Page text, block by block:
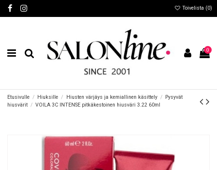
Toivelista (0)
0
Etusivulle Hiuksille Hiusten värjäys ja kemiallinen käsittely
Pysyvät
hiusvärit
VOILA 3C INTENSE pitkäkestoinen hiusväri 3.22 60ml